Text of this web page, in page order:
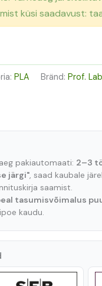
küsi saadavust:
PLA Bränd: Prof. Lab
pakiautomaati: 2–3
järgi", saad kaubale
saamist.
tasumisvõimalus
kaudu.